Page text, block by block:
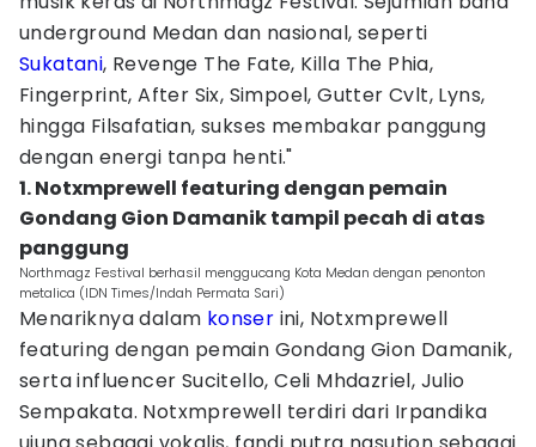
underground Medan dan nasional, seperti
Sukatani, Revenge The Fate, Killa The Phia,
Fingerprint, After Six, Simpoel, Gutter Cvlt, Lyns,
hingga Filsafatian, sukses membakar panggung
dengan energi tanpa henti."
1. Notxmprewell featuring dengan pemain
Gondang Gion Damanik tampil pecah di atas
panggung
Northmagz Festival berhasil menggucang Kota Medan dengan penonton
metalica (IDN Times/Indah Permata Sari)
Menariknya dalam konser ini, Notxmprewell
featuring dengan pemain Gondang Gion Damanik,
serta influencer Sucitello, Celi Mhdazriel, Julio
Sempakata. Notxmprewell terdiri dari Irpandika